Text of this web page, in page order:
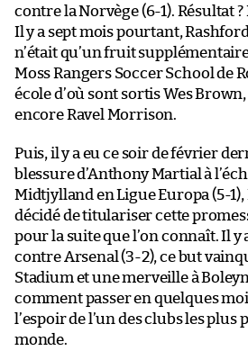
contre la Norvège (6-1). Résultat
Il y a sept mois pourtant,
n’était qu’un fruit
Moss Rangers Soccer School de
école d’où sont sortis Wes
encore Ravel Morrison.
Puis, il y a eu ce soir de février
blessure d’Anthony Martial à
Midtjylland en Ligue Europa (5-1),
décidé de titulariser cette
pour la suite que l’on connaît. Il y
contre Arsenal (3-2), ce but
Stadium et une merveille à
comment passer en quelques
l’espoir de l’un des clubs les plus
monde.